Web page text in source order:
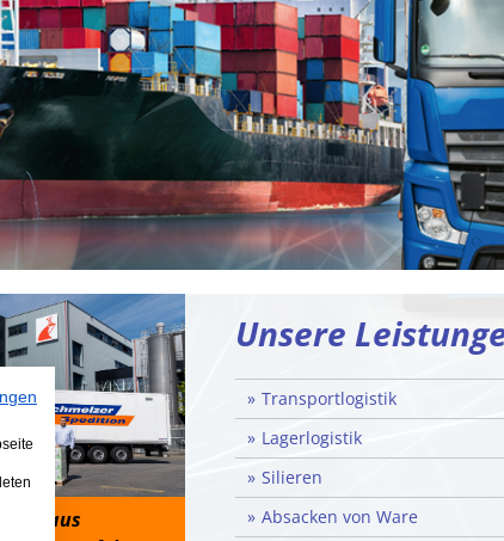
aus
Unsere
Transportlogistik
Lagerlogistik
Silieren
Absacken von Ware